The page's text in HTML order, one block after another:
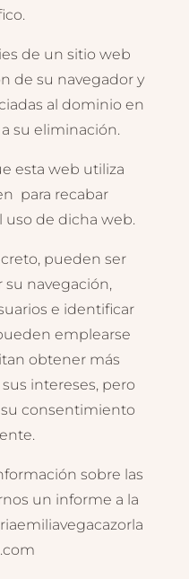
de un sitio web
de su navegador y
al dominio en
su eliminación.
esta web utiliza
para recabar
uso de dicha web.
pueden ser
su navegación,
e identificar
emplearse
obtener más
intereses, pero
consentimiento
sobre las
un informe a la